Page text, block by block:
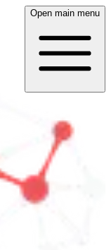
Open main menu